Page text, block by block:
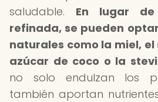
saludable. En lugar
refinada, se pueden
naturales como la miel, el
azúcar de coco o la
no solo endulzan los
también aportan